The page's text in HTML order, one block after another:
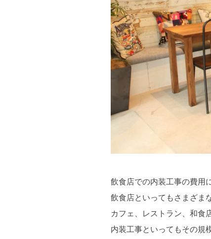
飲食店での内装工事の費用
飲食店といってもさまざま
カフェ、レストラン、和食
内装工事といってもその規